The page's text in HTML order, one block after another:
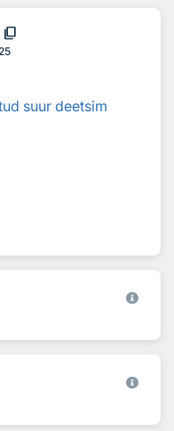
content_copy
suur deetsim